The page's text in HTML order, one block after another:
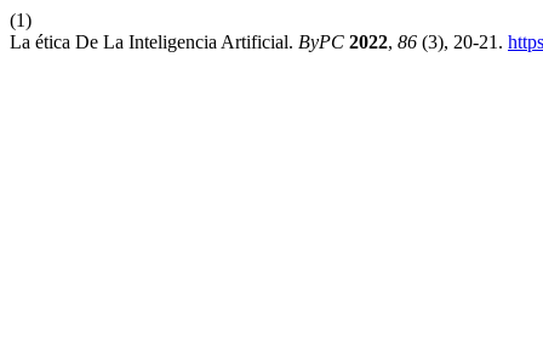
(1)
La ética De La Inteligencia Artificial. ByPC 2022, 86 (3), 20-21.